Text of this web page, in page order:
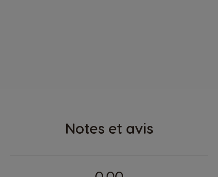
Notes et avis